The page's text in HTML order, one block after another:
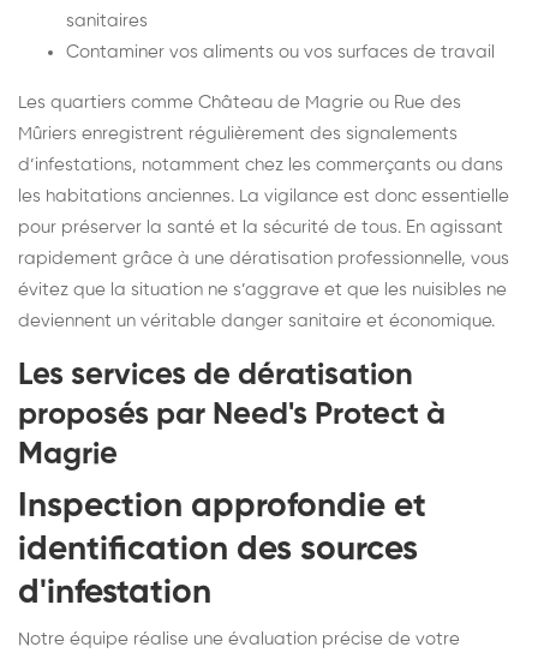
sanitaires
Contaminer vos aliments ou vos surfaces de travail
Les quartiers comme Château de Magrie ou Rue des
Mûriers enregistrent régulièrement des signalements
d’infestations, notamment chez les commerçants ou dans
les habitations anciennes. La vigilance est donc essentielle
pour préserver la santé et la sécurité de tous. En agissant
rapidement grâce à une dératisation professionnelle, vous
évitez que la situation ne s’aggrave et que les nuisibles ne
deviennent un véritable danger sanitaire et économique.
Les services de dératisation
proposés par Need's Protect à
Magrie
Inspection approfondie et
identification des sources
d'infestation
Notre équipe réalise une évaluation précise de votre